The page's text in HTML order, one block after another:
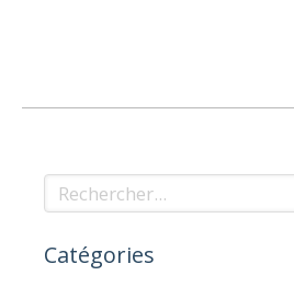
Rechercher
Catégories